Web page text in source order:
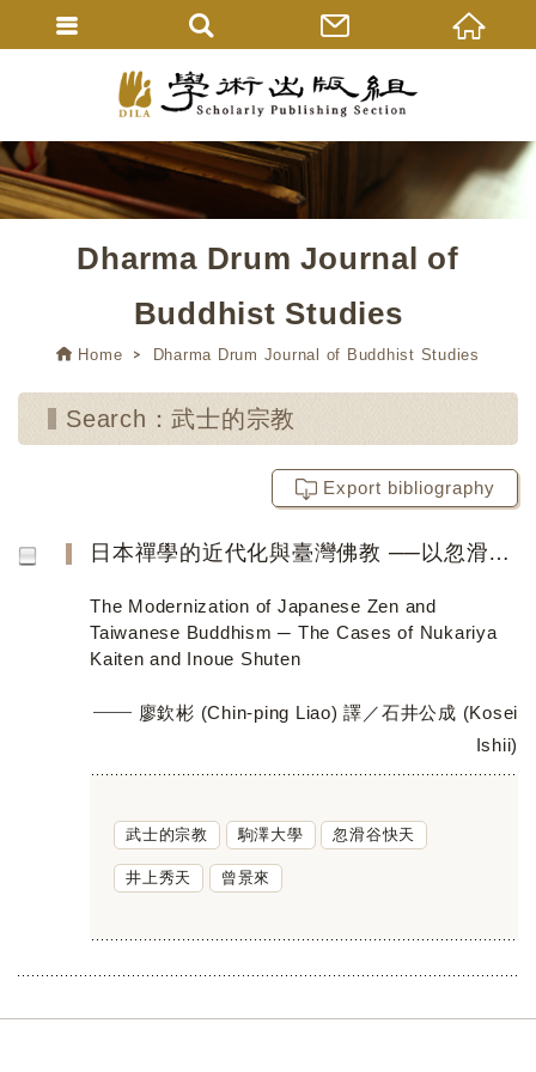
Dharma Drum Journal of
Buddhist Studies
Home Dharma Drum Journal of Buddhist Studies
Search：武士的宗教
Export bibliography
日本禪學的近代化與臺灣佛教 ──以忽滑谷快天與井上秀天為中心
The Modernization of Japanese Zen and
Taiwanese Buddhism ─ The Cases of Nukariya
Kaiten and Inoue Shuten
廖欽彬 (Chin-ping Liao) 譯／石井公成 (Kosei
Ishii)
武士的宗教 駒澤大學 忽滑谷快天
井上秀天 曾景來